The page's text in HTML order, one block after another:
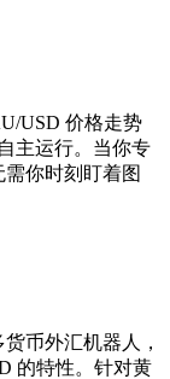
USD 价格走势
主运行。当你专
你时刻盯着图
币外汇机器人，
的特性。针对黄